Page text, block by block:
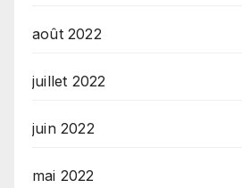
août 2022
juillet 2022
juin 2022
mai 2022